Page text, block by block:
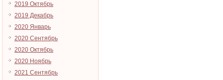
2019 Октябрь
2019 Декабрь
2020 Январь
2020 Сентябрь
2020 Октябрь
2020 Ноябрь
2021 Сентябрь